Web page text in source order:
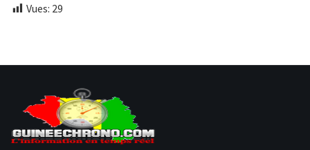
Vues: 29